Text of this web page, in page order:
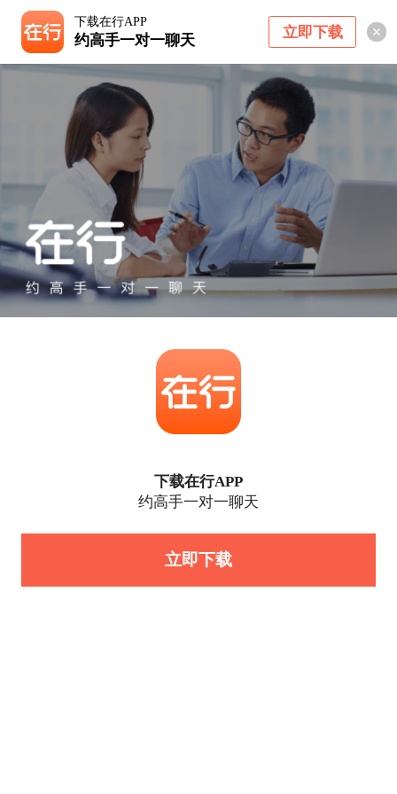
下载在行APP
约高手一对一聊天 立即下载
下载在行APP
约高手一对一聊天
立即下载